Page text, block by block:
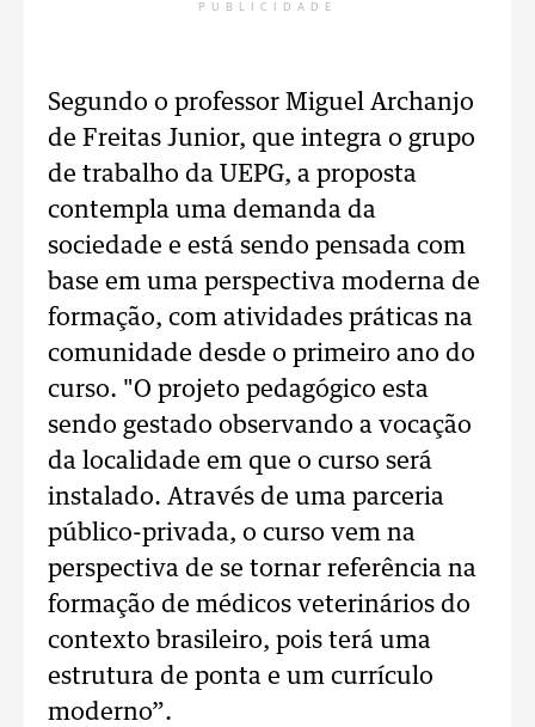
PUBLICIDADE
Segundo o professor Miguel Archanjo
de Freitas Junior, que integra o grupo
de trabalho da UEPG, a proposta
contempla uma demanda da
sociedade e está sendo pensada com
base em uma perspectiva moderna de
formação, com atividades práticas na
comunidade desde o primeiro ano do
curso. "O projeto pedagógico esta
sendo gestado observando a vocação
da localidade em que o curso será
instalado. Através de uma parceria
público-privada, o curso vem na
perspectiva de se tornar referência na
formação de médicos veterinários do
contexto brasileiro, pois terá uma
estrutura de ponta e um currículo
moderno”.